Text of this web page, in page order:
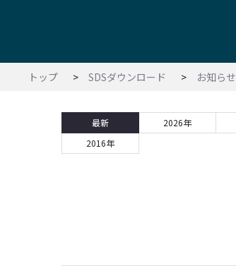
トップ SDSダウンロード お知らせ
最新 2026年
2016年